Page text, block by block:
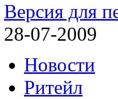
Версия для
28-07-2009
Новости
Ритейл